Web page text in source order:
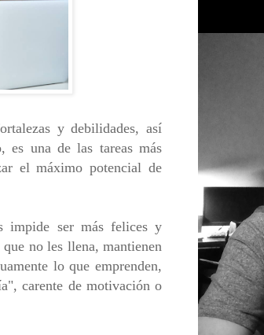
y debilidades, así
una de las tareas más
el máximo potencial de
impide ser más felices y
no les llena, mantienen
lo que emprenden,
carente de motivación o